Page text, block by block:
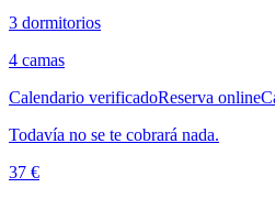
3 dormitorios
4 camas
Calendario verificadoReserva online
Todavía no se te cobrará nada.
37 €